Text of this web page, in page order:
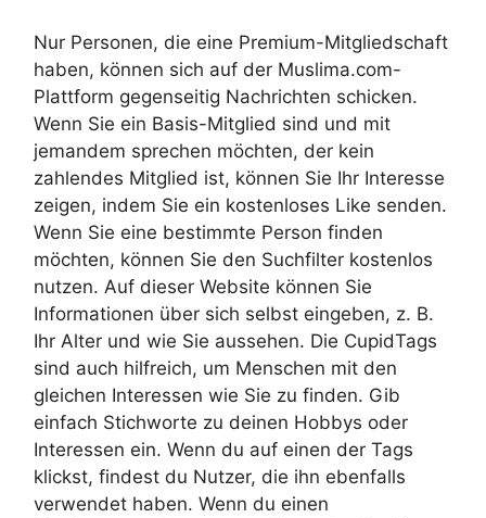
Nur Personen, die eine Premium-Mitgliedschaft
haben, können sich auf der Muslima.com-
Plattform gegenseitig Nachrichten schicken.
Wenn Sie ein Basis-Mitglied sind und mit
jemandem sprechen möchten, der kein
zahlendes Mitglied ist, können Sie Ihr Interesse
zeigen, indem Sie ein kostenloses Like senden.
Wenn Sie eine bestimmte Person finden
möchten, können Sie den Suchfilter kostenlos
nutzen. Auf dieser Website können Sie
Informationen über sich selbst eingeben, z. B.
Ihr Alter und wie Sie aussehen. Die CupidTags
sind auch hilfreich, um Menschen mit den
gleichen Interessen wie Sie zu finden. Gib
einfach Stichworte zu deinen Hobbys oder
Interessen ein. Wenn du auf einen der Tags
klickst, findest du Nutzer, die ihn ebenfalls
verwendet haben. Wenn du einen